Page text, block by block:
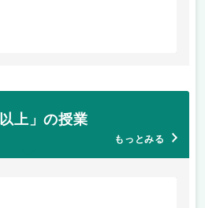
上」の授業
もっとみる